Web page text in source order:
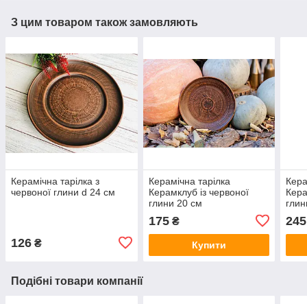
З цим товаром також замовляють
Керамічна тарілка з
червоної глини d 24 см
126 ₴
Керамічна тарілка
Керамклуб із червоної
глини 20 см
175₴
Купити
245
Подібні товари компанії